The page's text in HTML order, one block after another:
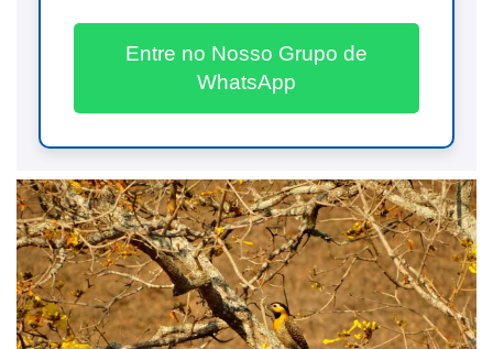
Entre no Nosso Grupo de
WhatsApp